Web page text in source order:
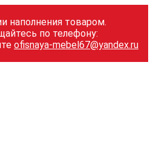
наполнения товаром.
по телефону:
ofisnaya-mebel67@yandex.ru